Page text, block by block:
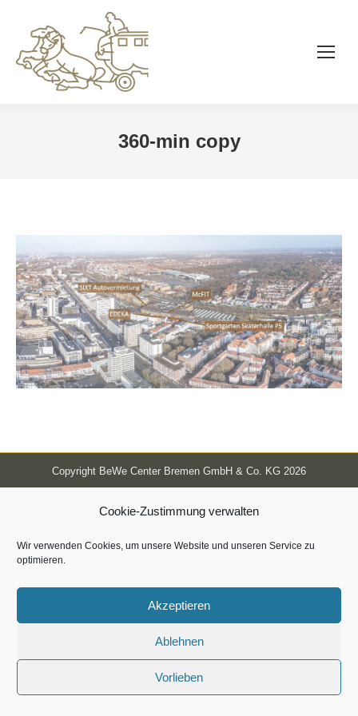
Cookie-Zustimmung verwalten
Wir verwenden Cookies, um unsere Website und unseren Service zu
optimieren.
Akzeptieren
Ablehnen
Vorlieben
360-min copy
Copyright BeWe Center Bremen GmbH & Co. KG 2026